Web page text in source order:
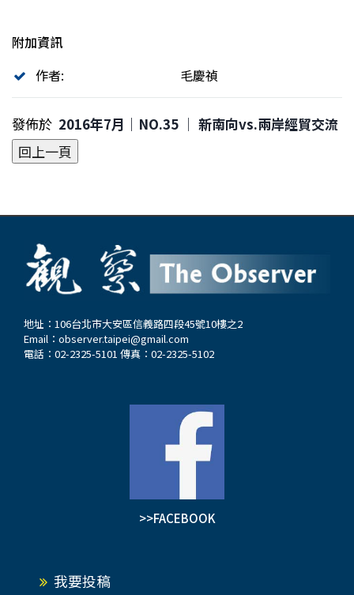
附加資訊
作者:
毛慶禎
發佈於 2016年7月｜NO.35 │ 新南向vs.兩岸經貿交流
地址：106台北市大安區信義路四段45號10樓之2
Email： observer.taipei@gmail.com
電話：02-2325-5101 傳真：02-2325-5102
>>FACEBOOK
我要投稿